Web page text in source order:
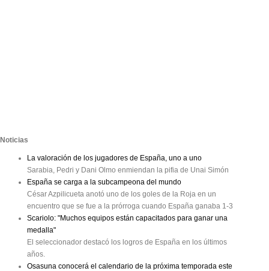
Noticias
La valoración de los jugadores de España, uno a uno
Sarabia, Pedri y Dani Olmo enmiendan la pifia de Unai Simón
España se carga a la subcampeona del mundo
César Azpilicueta anotó uno de los goles de la Roja en un
encuentro que se fue a la prórroga cuando España ganaba 1-3
Scariolo: "Muchos equipos están capacitados para ganar una
medalla"
El seleccionador destacó los logros de España en los últimos
años.
Osasuna conocerá el calendario de la próxima temporada este